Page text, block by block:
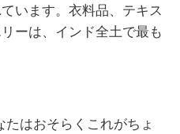
います。衣料品、テキス
ーは、インド全土で最も
はおそらくこれがちょ